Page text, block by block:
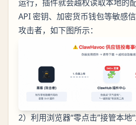
运行，插件就会越权读取本地的
API 密钥、加密货币钱包等敏感
攻击者，如下图所示：
2）利用浏览器“零点击”接管本地